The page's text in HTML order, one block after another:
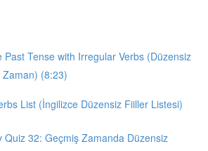
Past Tense with Irregular Verbs (Düzensiz
(8:23)
List (İngilizce Düzensiz Fiiller Listesi)
Quiz 32: Geçmiş Zamanda Düzensiz